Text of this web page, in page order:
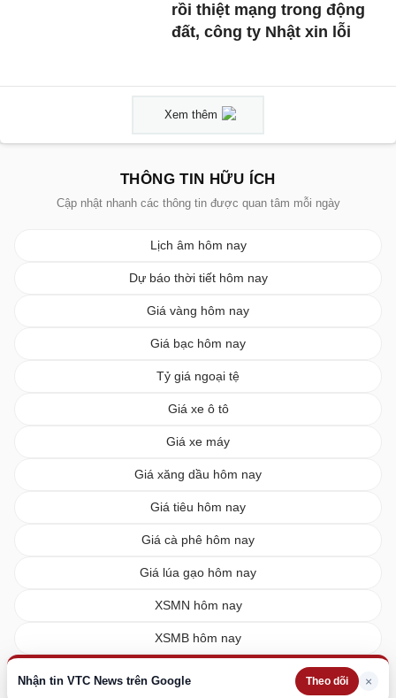
Nhận tin VTC News trên Google Theo dõi ×
rồi thiệt mạng trong động
đất, công ty Nhật xin lỗi
Xem thêm
THÔNG TIN HỮU ÍCH
Cập nhật nhanh các thông tin được quan tâm mỗi ngày
Lịch âm hôm nay
Dự báo thời tiết hôm nay
Giá vàng hôm nay
Giá bạc hôm nay
Tỷ giá ngoại tệ
Giá xe ô tô
Giá xe máy
Giá xăng dầu hôm nay
Giá tiêu hôm nay
Giá cà phê hôm nay
Giá lúa gạo hôm nay
XSMN hôm nay
XSMB hôm nay